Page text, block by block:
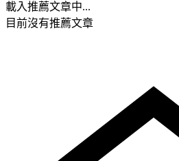
載入推薦文章中...
目前沒有推薦文章